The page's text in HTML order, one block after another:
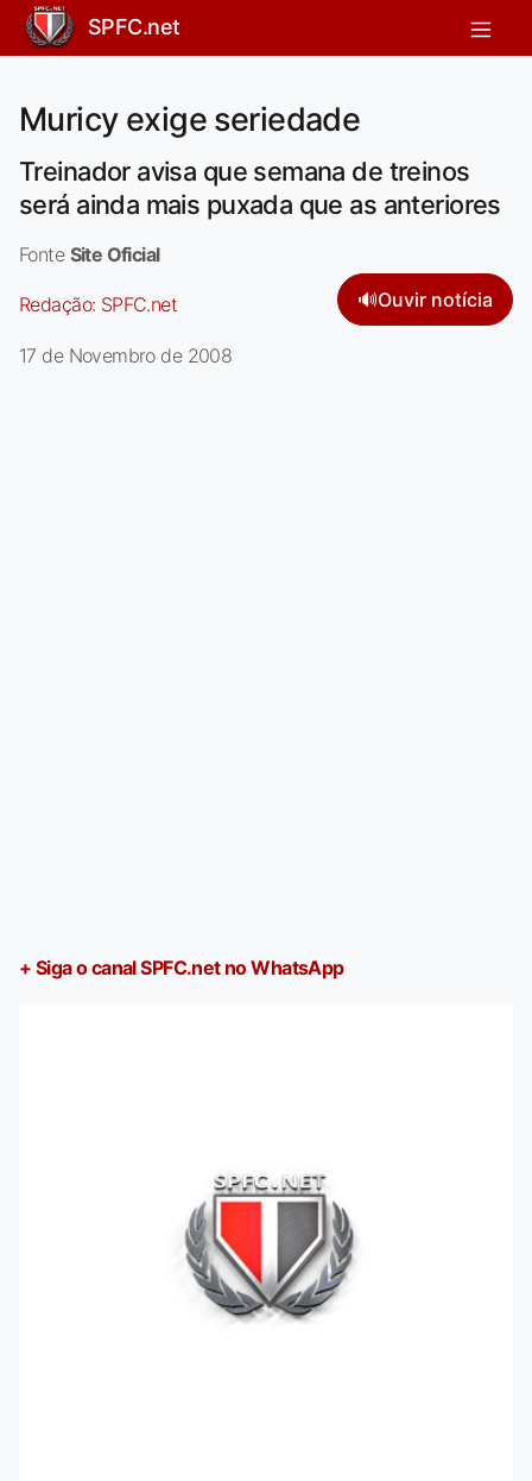
SPFC.net
Muricy exige seriedade
Treinador avisa que semana de treinos
será ainda mais puxada que as anteriores
Fonte Site Oficial
Redação: SPFC.net 🔊Ouvir notícia
17 de Novembro de 2008
+ Siga o canal SPFC.net no WhatsApp